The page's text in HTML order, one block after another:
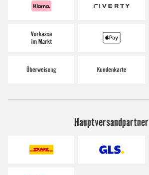
Hauptversandpartner